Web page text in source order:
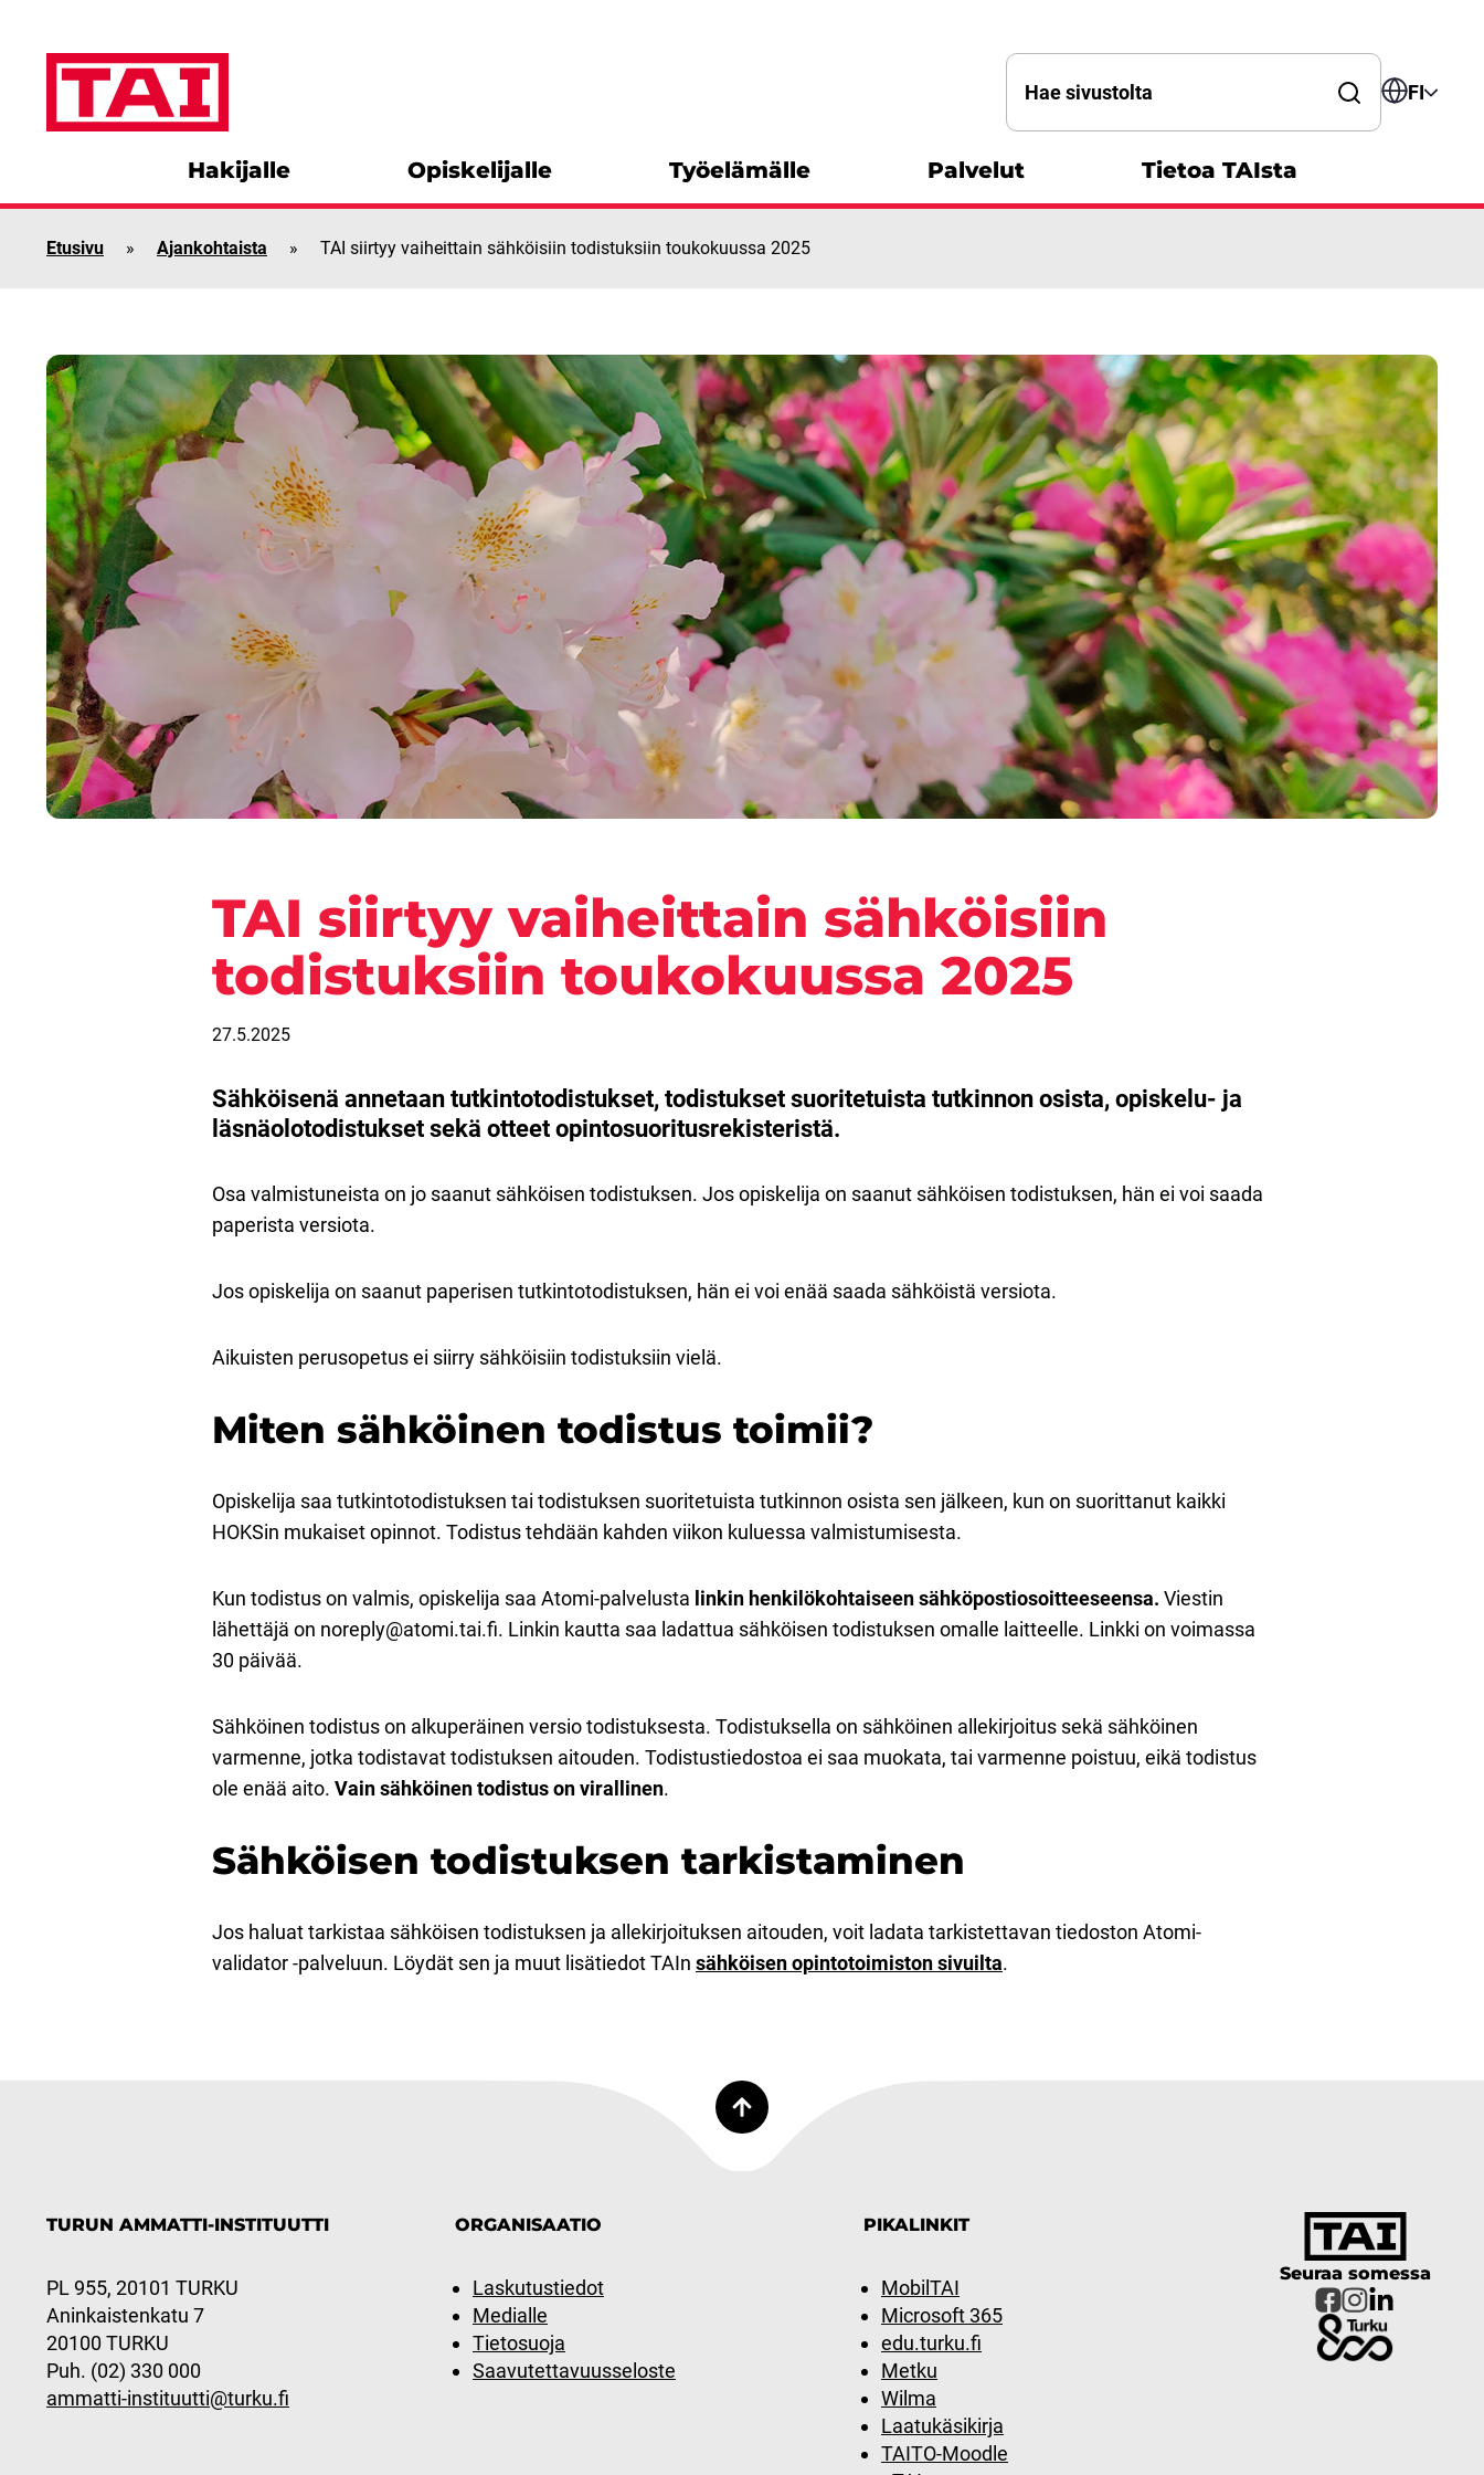
Hae sanalla
FI
Hakijalle Opiskelijalle Työelämälle Palvelut Tietoa TAIsta
Etusivu » Ajankohtaista » TAI siirtyy vaiheittain sähköisiin todistuksiin toukokuussa 2025
TAI siirtyy vaiheittain sähköisiin
todistuksiin toukokuussa 2025
27.5.2025
Sähköisenä annetaan tutkintotodistukset, todistukset suoritetuista tutkinnon osista, opiskelu- ja
läsnäolotodistukset sekä otteet opintosuoritusrekisteristä.
Osa valmistuneista on jo saanut sähköisen todistuksen. Jos opiskelija on saanut sähköisen todistuksen, hän ei voi saada
paperista versiota.
Jos opiskelija on saanut paperisen tutkintotodistuksen, hän ei voi enää saada sähköistä versiota.
Aikuisten perusopetus ei siirry sähköisiin todistuksiin vielä.
Miten sähköinen todistus toimii?
Opiskelija saa tutkintotodistuksen tai todistuksen suoritetuista tutkinnon osista sen jälkeen, kun on suorittanut kaikki
HOKSin mukaiset opinnot. Todistus tehdään kahden viikon kuluessa valmistumisesta.
Kun todistus on valmis, opiskelija saa Atomi-palvelusta linkin henkilökohtaiseen sähköpostiosoitteeseensa. Viestin
lähettäjä on noreply@atomi.tai.fi. Linkin kautta saa ladattua sähköisen todistuksen omalle laitteelle. Linkki on voimassa
30 päivää.
Sähköinen todistus on alkuperäinen versio todistuksesta. Todistuksella on sähköinen allekirjoitus sekä sähköinen
varmenne, jotka todistavat todistuksen aitouden. Todistustiedostoa ei saa muokata, tai varmenne poistuu, eikä todistus
ole enää aito. Vain sähköinen todistus on virallinen.
Sähköisen todistuksen tarkistaminen
Jos haluat tarkistaa sähköisen todistuksen ja allekirjoituksen aitouden, voit ladata tarkistettavan tiedoston Atomi-
validator -palveluun. Löydät sen ja muut lisätiedot TAIn sähköisen opintotoimiston sivuilta.
TURUN AMMATTI-INSTITUUTTI
PL 955, 20101 TURKU
Aninkaistenkatu 7
20100 TURKU
Puh. (02) 330 000
ammatti-instituutti@turku.fi
ORGANISAATIO
Laskutustiedot
Medialle
Tietosuoja
Saavutettavuusseloste
PIKALINKIT
MobilTAI
Microsoft 365
edu.turku.fi
Metku
Wilma
Laatukäsikirja
TAITO-Moodle
Seuraa somessa